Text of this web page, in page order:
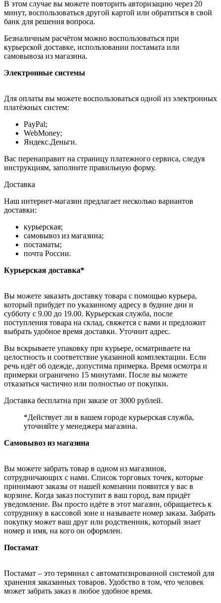
В этом случае вы можете повторить авторизацию через 20
минут, воспользоваться другой картой или обратиться в свой
банк для решения вопроса.
Безналичным расчётом можно воспользоваться при
курьерской доставке, использовании постамата или
самовывоза из магазина.
Электронные системы
Для оплаты вы можете воспользоваться одной из электронных
платёжных систем:
PayPal;
WebMoney;
Яндекс.Деньги.
Вас перенаправит на страницу платежного сервиса, следуя
инструкциям, заполните правильную форму.
Доставка
Наш интернет-магазин предлагает несколько вариантов
доставки:
курьерская;
самовывоз из магазина;
постаматы;
почта России.
Курьерская доставка*
Вы можете заказать доставку товара с помощью курьера,
который прибудет по указанному адресу в будние дни и
субботу с 9.00 до 19.00. Курьерская служба, после
поступления товара на склад, свяжется с вами и предложит
выбрать удобное время доставки. Уточнит адрес.
Вы вскрываете упаковку при курьере, осматриваете на
целостность и соответствие указанной комплектации. Если
речь идёт об одежде, допустима примерка. Время осмотра и
примерки ограничено 15 минутами. После вы можете
отказаться частично или полностью от покупки.
Доставка бесплатна при заказе от 3000 рублей.
*Действует ли в вашем городе курьерская служба,
уточняйте у менеджера магазина.
Самовывоз из магазина
Вы можете забрать товар в одном из магазинов,
сотрудничающих с нами. Список торговых точек, которые
принимают заказы от нашей компании появится у вас в
корзине. Когда заказ поступит в ваш город, вам придёт
уведомление. Вы просто идёте в этот магазин, обращаетесь к
сотруднику в кассовой зоне и называете номер заказа. Забрать
покупку может ваш друг или родственник, который знает
номер и имя, на кого он оформлен.
Постамат
Постамат – это терминал с автоматизированной системой для
хранения заказанных товаров. Удобство в том, что человек
может забрать заказ в любое удобное время.